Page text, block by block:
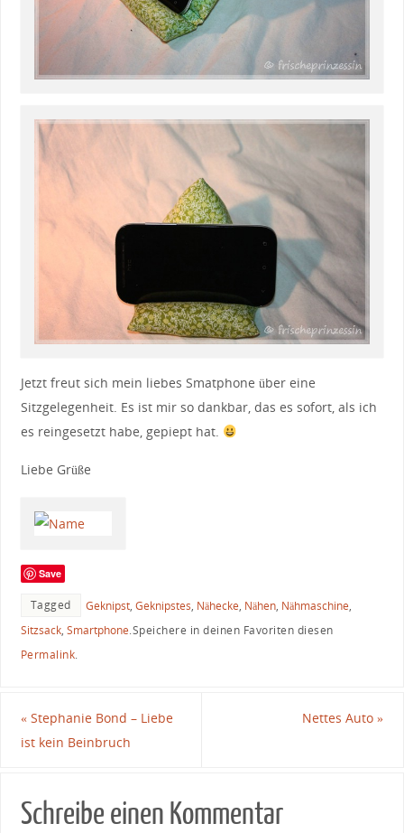
Jetzt freut sich mein liebes Smatphone über eine
Sitzgelegenheit. Es ist mir so dankbar, das es sofort, als ich
es reingesetzt habe, gepiept hat.
Liebe Grüße
Save
Tagged Geknipst, Geknipstes, Nähecke, Nähen, Nähmaschine,
Sitzsack, Smartphone.Speichere in deinen Favoriten diesen
Permalink.
«Stephanie Bond – Liebe
ist kein Beinbruch
Nettes Auto»
Schreibe einen Kommentar